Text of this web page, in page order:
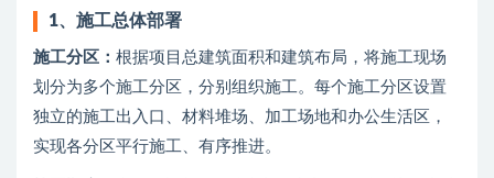
1、 施工总体部署
施工分区： 根据项目总建筑面积和建筑布局，将施工现场
划分为多个施工分区，分别组织施工。每个施工分区设置
独立的施工出入口、材料堆场、加工场地和办公生活区，
实现各分区平行施工、有序推进。